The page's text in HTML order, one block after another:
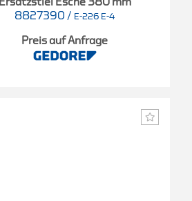
8827390 / E-226 E-4
Preis auf Anfrage